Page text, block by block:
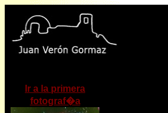
Ir a la primera
fotograf�a